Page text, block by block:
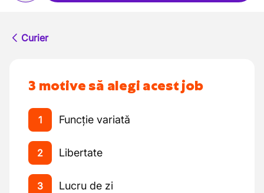
Curier
3 motive să alegi acest job
1 Funcție variată
2 Libertate
3 Lucru de zi